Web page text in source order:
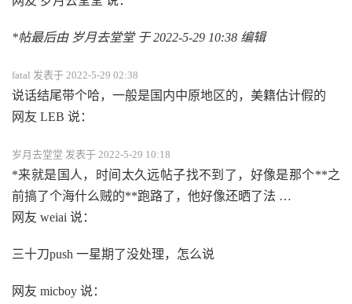
*帖最后由 岁月去堂堂 于 2022-5-29 10:38 编辑
fatal 发表于 2022-5-29 02:38
说话结尾带个哈，一般是国内中原地区的，美籍估计假的
网友 LEB 说：
岁月去堂堂 发表于 2022-5-29 10:18
*来就是国人，时间太久远帖子找不到了，好像是那个**之
前搞了个海什么贼的**跑路了，他好像还晒了法 …
网友 weiai 说：
三十刀push 一星期了没处理，怎么说
网友 micboy 说：